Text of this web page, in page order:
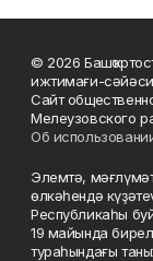
© 2026
ижтимағи-
Сайт
Мелеузовского
Об
Элемтә,
өлкәһендә
Республикаһы
19 майында
тураһындағы